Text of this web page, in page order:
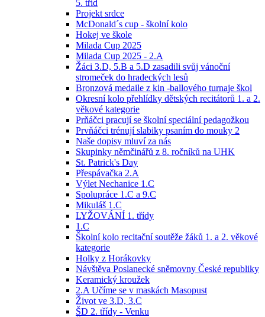
5. tříd
Projekt srdce
McDonald´s cup - školní kolo
Hokej ve škole
Milada Cup 2025
Milada Cup 2025 - 2.A
Žáci 3.D, 5.B a 5.D zasadili svůj vánoční
stromeček do hradeckých lesů
Bronzová medaile z kin -ballového turnaje škol
Okresní kolo přehlídky dětských recitátorů 1. a 2.
věkové kategorie
Prňáčci pracují se školní speciální pedagožkou
Prvňáčci trénují slabiky psaním do mouky 2
Naše dopisy mluví za nás
Skupinky němčinářů z 8. ročníků na UHK
St. Patrick's Day
Přespávačka 2.A
Výlet Nechanice 1.C
Spolupráce 1.C a 9.C
Mikuláš 1.C
LYŽOVÁNÍ 1. třídy
1.C
Školní kolo recitační soutěže žáků 1. a 2. věkové
kategorie
Holky z Horákovky
Návštěva Poslanecké sněmovny České republiky
Keramický kroužek
2.A Učíme se v maskách Masopust
Život ve 3.D, 3.C
ŠD 2. třídy - Venku